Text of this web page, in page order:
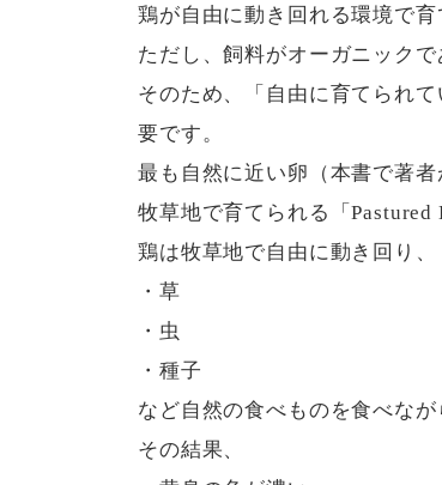
鶏が自由に動き回れる環境で育
ただし、飼料がオーガニック
そのため、「自由に育てられ
要です。
最も自然に近い卵（本書で著者
牧草地で育てられる「Pastured
鶏は牧草地で自由に動き回り、
・草
・虫
・種子
など自然の食べものを食べなが
その結果、